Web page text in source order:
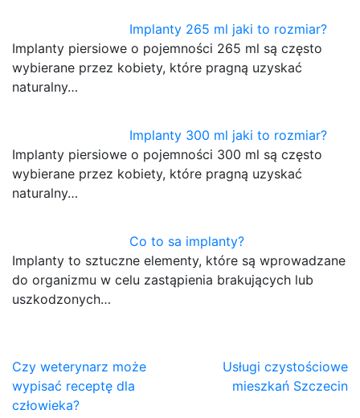
Implanty 265 ml jaki to rozmiar?
Implanty piersiowe o pojemności 265 ml są często
wybierane przez kobiety, które pragną uzyskać
naturalny…
Implanty 300 ml jaki to rozmiar?
Implanty piersiowe o pojemności 300 ml są często
wybierane przez kobiety, które pragną uzyskać
naturalny…
Co to sa implanty?
Implanty to sztuczne elementy, które są wprowadzane
do organizmu w celu zastąpienia brakujących lub
uszkodzonych…
Nawigacja
wpisu
Czy weterynarz może
wypisać receptę dla
człowieka?
Usługi czystościowe
mieszkań Szczecin